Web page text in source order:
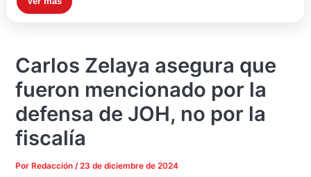
Carlos Zelaya asegura que
fueron mencionado por la
defensa de JOH, no por la
fiscalía
Por Redacción/23 de diciembre de 2024